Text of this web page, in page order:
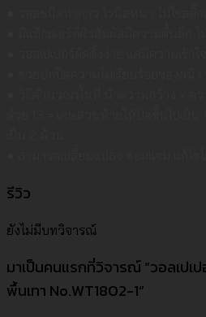
รีวิว
ยังไม่มีบทวิจารณ์
มาเป็นคนแรกที่วิจารณ์ “วอลเปเ
พื้นเทา No.WT1802-1”